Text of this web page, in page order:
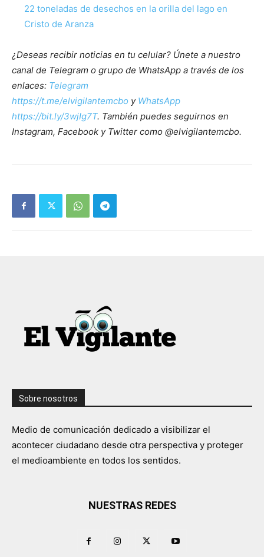
22 toneladas de desechos en la orilla del lago en
Cristo de Aranza
¿Deseas recibir noticias en tu celular? Únete a nuestro
canal de Telegram o grupo de WhatsApp a través de los
enlaces: Telegram
https://t.me/elvigilantemcbo y WhatsApp
https://bit.ly/3wjIg7T. También puedes seguirnos en
Instagram, Facebook y Twitter como @elvigilantemcbo.
Sobre nosotros
Medio de comunicación dedicado a visibilizar el
acontecer ciudadano desde otra perspectiva y proteger
el medioambiente en todos los sentidos.
NUESTRAS REDES